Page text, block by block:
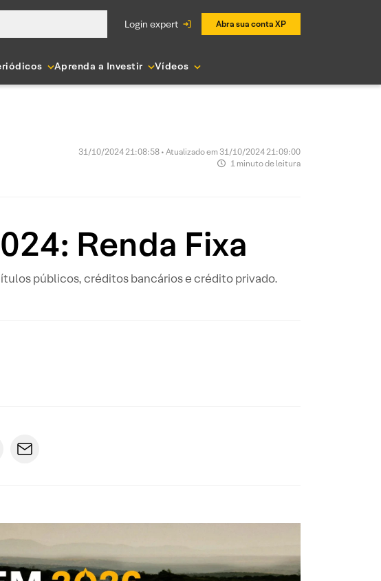
login expert Abra sua conta XP
Aprenda a Investir Vídeos
31/10/2024 21:08:58 • Atualizado em 31/10/2024 21:09:00
1 minuto de leitura
Renda Fixa
públicos, créditos bancários e crédito privado.